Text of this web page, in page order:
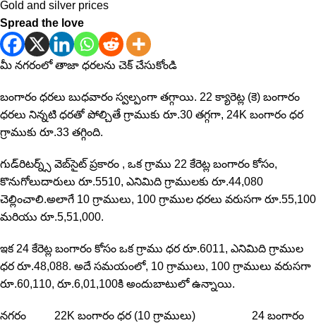
Gold and silver prices
Spread the love
మీ నగరంలో తాజా ధరలను చెక్ చేసుకోండి
బంగారం ధరలు బుధవారం స్వల్పంగా తగ్గాయి. 22 క్యారెట్ల (కె) బంగారం
ధరలు నిన్నటి ధరతో పోల్చితే గ్రాముకు రూ.30 తగ్గగా, 24K బంగారం ధర
గ్రాముకు రూ.33 తగ్గింది.
గుడ్‌రిటర్న్స్ వెబ్‌సైట్ ప్రకారం , ఒక గ్రాము 22 కేరెట్ల బంగారం కోసం,
కొనుగోలుదారులు రూ.5510, ఎనిమిది గ్రాములకు రూ.44,080
చెల్లించాలి.అలాగే 10 గ్రాములు, 100 గ్రాముల ధరలు వరుసగా రూ.55,100
మరియు రూ.5,51,000.
ఇక 24 కేరెట్ల బంగారం కోసం ఒక గ్రాము ధర రూ.6011, ఎనిమిది గ్రాముల
ధర రూ.48,088. అదే సమయంలో, 10 గ్రాములు, 100 గ్రాములు వరుసగా
రూ.60,110, రూ.6,01,100కి అందుబాటులో ఉన్నాయి.
నగరం 22K బంగారం ధర (10 గ్రాములు) 24 బంగారం